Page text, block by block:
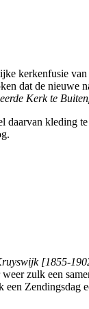
kerkenfusie van
dat de nieuwe
Kerk te
daarvan kleding
[1855-
zulk een
Zendingsdag